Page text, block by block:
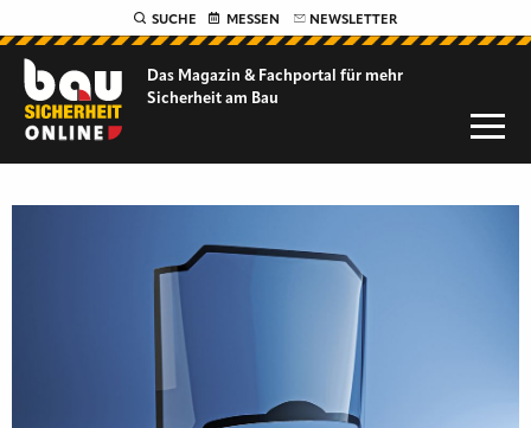
SUCHE MESSEN NEWSLETTER
Das Magazin & Fachportal für mehr
Sicherheit am Bau